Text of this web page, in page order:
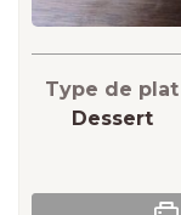
Type de plat
Dessert